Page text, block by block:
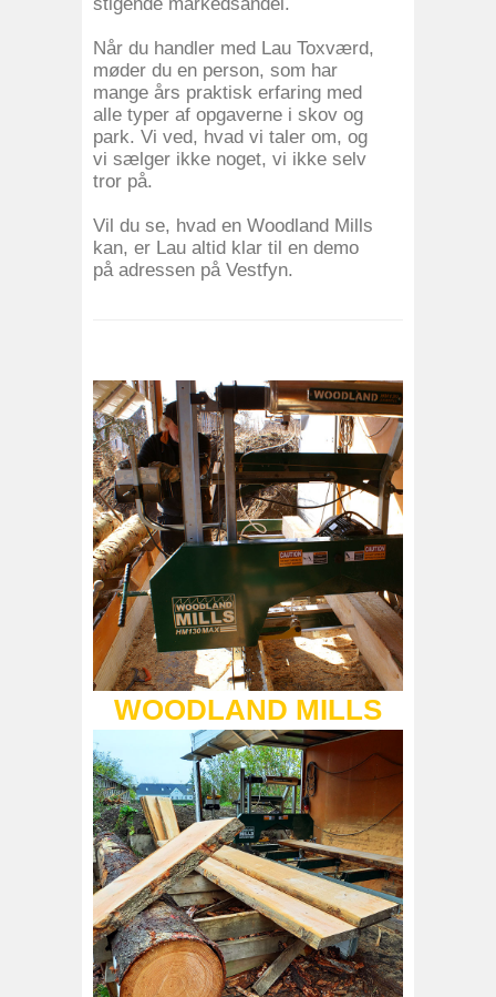
Når du handler med Lau Toxværd,
møder du en person, som har
mange års praktisk erfaring med
alle typer af opgaverne i skov og
park. Vi ved, hvad vi taler om, og
vi sælger ikke noget, vi ikke selv
tror på.
Vil du se, hvad en Woodland Mills
kan, er Lau altid klar til en demo
på adressen på Vestfyn.
WOODLAND MILLS